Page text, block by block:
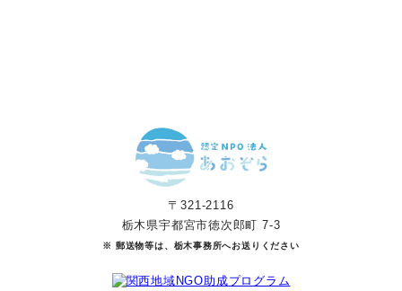
〒321-2116
栃木県宇都宮市徳次郎町 7-3
※ 郵送物等は、栃木事務所へお送りください